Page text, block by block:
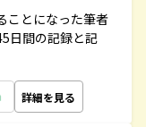
ことになった筆者
日間の記録と記
詳細を見る